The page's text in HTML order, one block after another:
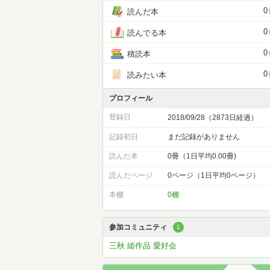
読んだ本 0
読んでる本 0
積読本 0
読みたい本 0
プロフィール
登録日 2018/09/28（2873日経過）
記録初日 まだ記録がありません
読んだ本 0冊（1日平均0.00冊)
読んだページ 0ページ（1日平均0ページ）
本棚 0棚
参加コミュニティ 1
三秋 縋作品 愛好会